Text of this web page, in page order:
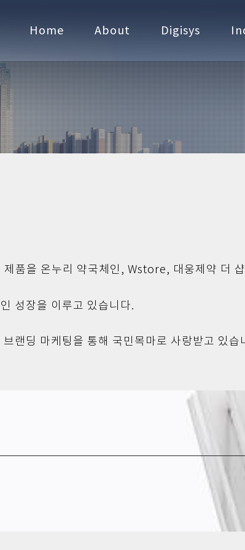
Home About Digisys
품을 온누리 약국체인, Wstore, 대웅제약 더
성장을 이루고 있습니다.
랜딩 마케팅을 통해 국민목마로 사랑받고 있